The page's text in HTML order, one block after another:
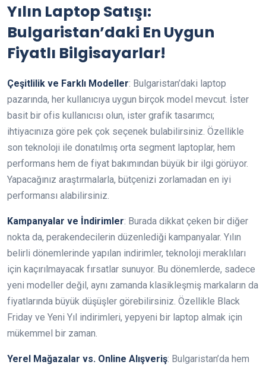
Yılın Laptop Satışı:
Bulgaristan’daki En Uygun
Fiyatlı Bilgisayarlar!
Çeşitlilik ve Farklı Modeller: Bulgaristan’daki laptop
pazarında, her kullanıcıya uygun birçok model mevcut. İster
basit bir ofis kullanıcısı olun, ister grafik tasarımcı;
ihtiyacınıza göre pek çok seçenek bulabilirsiniz. Özellikle
son teknoloji ile donatılmış orta segment laptoplar, hem
performans hem de fiyat bakımından büyük bir ilgi görüyor.
Yapacağınız araştırmalarla, bütçenizi zorlamadan en iyi
performansı alabilirsiniz.
Kampanyalar ve İndirimler: Burada dikkat çeken bir diğer
nokta da, perakendecilerin düzenlediği kampanyalar. Yılın
belirli dönemlerinde yapılan indirimler, teknoloji meraklıları
için kaçırılmayacak fırsatlar sunuyor. Bu dönemlerde, sadece
yeni modeller değil, aynı zamanda klasikleşmiş markaların da
fiyatlarında büyük düşüşler görebilirsiniz. Özellikle Black
Friday ve Yeni Yıl indirimleri, yepyeni bir laptop almak için
mükemmel bir zaman.
Yerel Mağazalar vs. Online Alışveriş: Bulgaristan’da hem